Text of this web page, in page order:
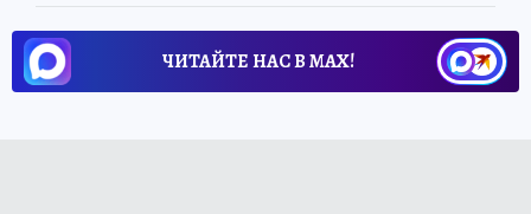
ЧИТАЙТЕ НАС В МАХ!